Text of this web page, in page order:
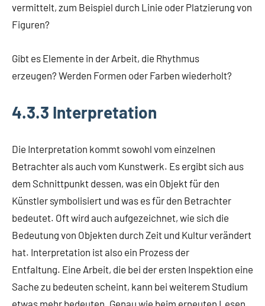
vermittelt, zum Beispiel durch Linie oder Platzierung von
Figuren?
Gibt es Elemente in der Arbeit, die Rhythmus
erzeugen? Werden Formen oder Farben wiederholt?
4.3.3 Interpretation
Die Interpretation kommt sowohl vom einzelnen
Betrachter als auch vom Kunstwerk. Es ergibt sich aus
dem Schnittpunkt dessen, was ein Objekt für den
Künstler symbolisiert und was es für den Betrachter
bedeutet. Oft wird auch aufgezeichnet, wie sich die
Bedeutung von Objekten durch Zeit und Kultur verändert
hat. Interpretation ist also ein Prozess der
Entfaltung. Eine Arbeit, die bei der ersten Inspektion eine
Sache zu bedeuten scheint, kann bei weiterem Studium
etwas mehr bedeuten. Genau wie beim erneuten Lesen